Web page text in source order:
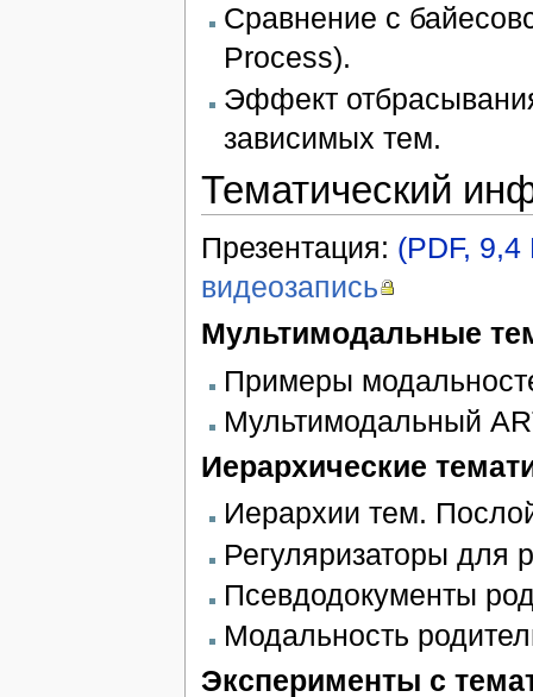
Сравнение с
Process).
Эффект
зависимых тем.
Тематический
Презентация: (PDF,
видеозапись
Мультимодальные
Примеры
Мультимодальный
Иерархические
Иерархии тем.
Регуляризаторы для
Псевдодокументы
Модальность
Эксперименты с